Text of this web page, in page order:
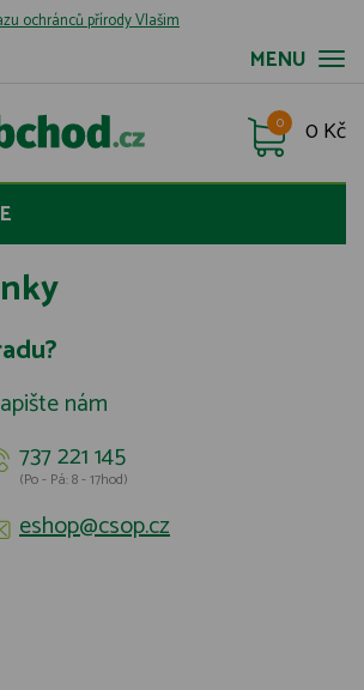
ochránců přírody Vlašim
MENU
0 Kč
0
nám
737 221 145
(Po - Pá: 8 - 17hod)
eshop@csop.cz